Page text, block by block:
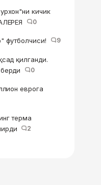
кичик
0
футболчиси! 9
қилганди.
0
еврога
терма
2